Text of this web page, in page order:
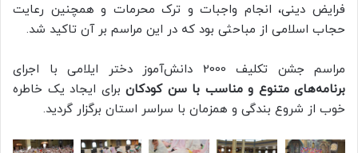
فرایض دینی، انجام واجبات و ترک محرمات و همچنین رعایت
حجاب اسلامی از مباحثی بود که در این مراسم بر آن تاکید شد.
مراسم جشن تکلیف 2000 دانش‌آموز دختر ایلامی با اجرای
برنامه‌های متنوع و مناسب با سن کودکان برای ایجاد یک خاطره
خوب از شروع بندگی و همزمان با سراسر استان برگزار گردید.